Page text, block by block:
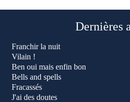
Dernières
Franchir la nuit
Vilain !
Ben oui mais enfin bon
Bells and spells
Fracassés
J'ai des doutes